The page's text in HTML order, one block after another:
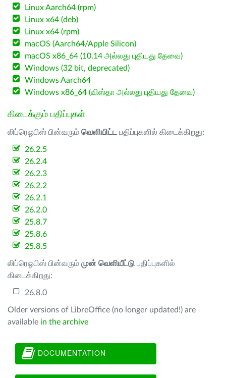
Linux Aarch64 (rpm)
Linux x64 (deb)
Linux x64 (rpm)
macOS (Aarch64/Apple Silicon)
macOS x86_64 (10.14 அல்லது புதியது தேவை)
Windows (32 bit, deprecated)
Windows Aarch64
Windows x86_64 (விஸ்தா அல்லது புதியது தேவை)
கிடைக்கும் பதிப்புகள்
லிப்ரெஓபிஸ் பின்வரும் வெளியிட்ட பதிப்புகளில் கிடைக்கிறது:
26.2.5
26.2.4
26.2.3
26.2.2
26.2.1
26.2.0
25.8.7
25.8.6
25.8.5
லிப்ரெஓபிஸ் பின்வரும் முன் வெளியீட்டு பதிப்புகளில்
கிடைக்கிறது:
26.8.0
Older versions of LibreOffice (no longer updated!) are
available in the archive
DOCUMENTATION